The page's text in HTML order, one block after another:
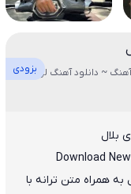
بزودی~ دانلود آهنگ لری
بلال
Download
به همراه متن ترانه با